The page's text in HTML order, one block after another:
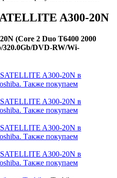
A300-20N
(Core 2 Duo T6400 2000
320.0Gb/DVD-RW/Wi-